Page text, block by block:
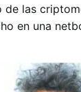
las
en una